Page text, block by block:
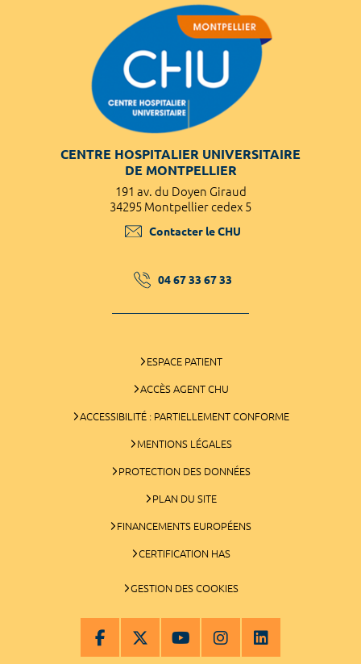
CENTRE HOSPITALIER UNIVERSITAIRE
DE MONTPELLIER
191 av. du Doyen Giraud
34295 Montpellier cedex 5
Contacter le CHU
04 67 33 67 33
ESPACE PATIENT
ACCÈS AGENT CHU
ACCESSIBILITÉ : PARTIELLEMENT CONFORME
MENTIONS LÉGALES
PROTECTION DES DONNÉES
PLAN DU SITE
FINANCEMENTS EUROPÉENS
CERTIFICATION HAS
GESTION DES COOKIES